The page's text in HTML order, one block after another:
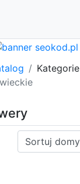
Kategorie
Sortuj: